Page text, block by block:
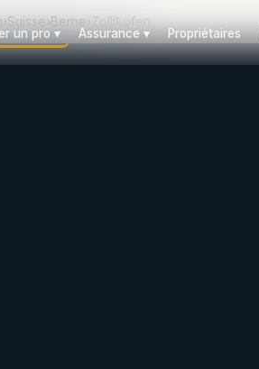
un pro▾ Assurance▾ Propriétaires
›Suisse›Berne›Zollikofen